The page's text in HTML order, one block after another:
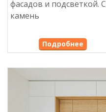
фасадов и подсветкой.
камень
Подробнее